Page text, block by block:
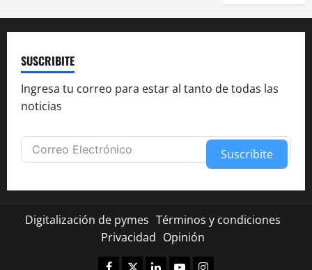
SUSCRIBITE
Ingresa tu correo para estar al tanto de todas las
noticias
Suscribite
Digitalización de pymes Términos y condiciones
Privacidad Opinión
Facebook
TwitterLinkedinYoutubeInstagram